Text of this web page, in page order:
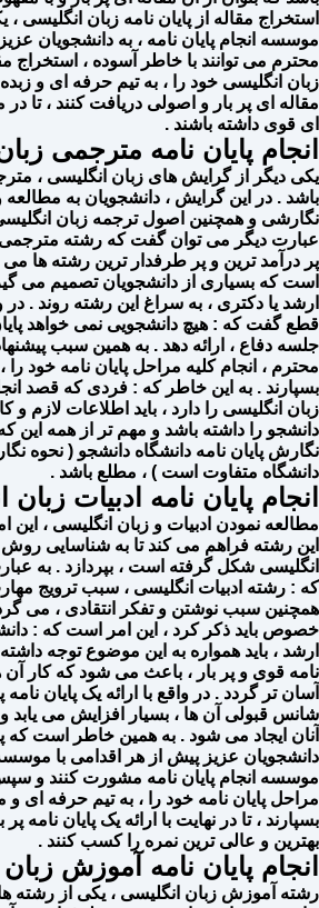
استخراج مقاله از پایان نامه زبان انگلیسی
موسسه انجام پایان نامه ، به دانشجویان
محترم می توانند با خاطر آسوده ، استخراج
زبان انگلیسی خود را ، به تیم حرفه ای و
مقاله ای پر بار و اصولی دریافت کنند ، تا
ای قوی داشته باشند .
انجام پایان نامه مترجمی
یکی دیگر از گرایش های زبان انگلیسی ،
باشد . در این گرایش ، دانشجویان به
نگارشی و همچنین اصول ترجمه زبان
عبارت دیگر می توان گفت که رشته مترجمی
پر درآمد ترین و پر طرفدار ترین رشته ها
است که بسیاری از دانشجویان تصمیم می
ارشد یا دکتری ، به سراغ این رشته روند .
قطع گفت که : هیچ دانشجویی نمی خواهد
جلسه دفاع ، ارائه دهد . به همین سبب
محترم ، انجام کلیه مراحل پایان نامه خود
بسپارند . به این خاطر که : فردی که قصد
زبان انگلیسی را دارد ، باید اطلاعات
دانشجو را داشته باشد و مهم تر از همه این
نگارش پایان نامه دانشگاه دانشجو ( نحوه
دانشگاه متفاوت است ) ، مطلع باشد .
انجام پایان نامه ادبیات
مطالعه نمودن ادبیات و زبان انگلیسی ، این
این رشته فراهم می کند تا به شناسایی روش
انگلیسی شکل گرفته است ، بپردازد . به
که : رشته ادبیات انگلیسی ، سبب ترویج
همچنین سبب نوشتن و تفکر انتقادی ، می
خصوص باید ذکر کرد ، این امر است که :
ارشد ، باید همواره به این موضوع توجه داشته
نامه قوی و پر بار ، باعث می شود که کار
آسان تر گردد . در واقع با ارائه یک پایان
شانس قبولی آن ها ، بسیار افزایش می یابد
آنان ایجاد می شود . به همین خاطر است که
دانشجویان عزیز پیش از هر اقدامی با
موسسه انجام پایان نامه مشورت کنند و
مراحل پایان نامه خود را ، به تیم حرفه
بسپارند ، تا در نهایت با ارائه یک پایان نامه
بهترین و عالی ترین نمره را کسب کنند .
انجام پایان نامه آموزش
رشته آموزش زبان انگلیسی ، یکی از رشته